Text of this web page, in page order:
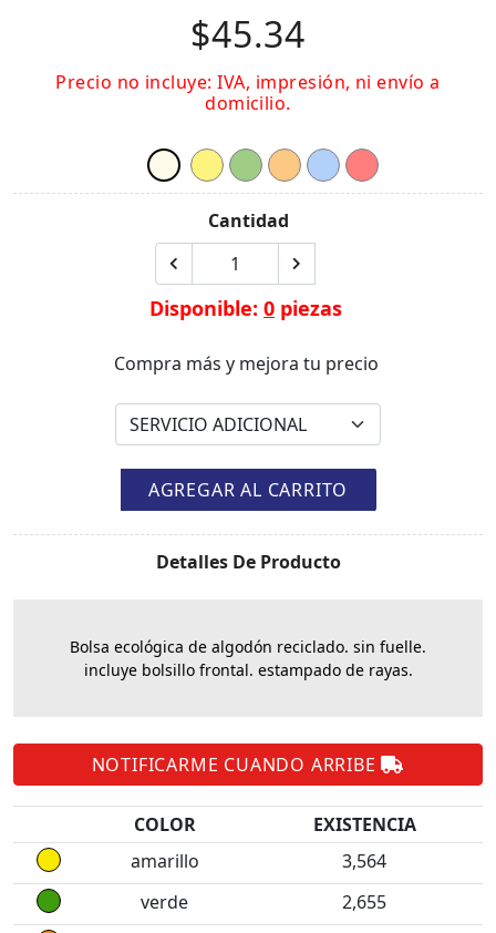
$45.34
Precio no incluye: IVA, impresión, ni envío a
domicilio.
Cantidad
Disponible: 0 piezas
Compra más y mejora tu precio
AGREGAR AL CARRITO
Detalles De Producto
Bolsa ecológica de algodón reciclado. sin fuelle.
incluye bolsillo frontal. estampado de rayas.
NOTIFICARME CUANDO ARRIBE
COLOR
EXISTENCIA
amarillo
3,564
verde
2,655